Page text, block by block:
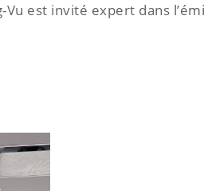
Vu est invité expert dans